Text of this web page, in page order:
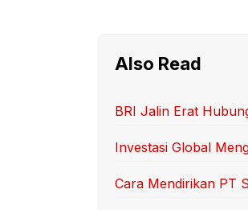
Also Read
BRI Jalin Erat
Investasi Global
Cara Mendirikan PT